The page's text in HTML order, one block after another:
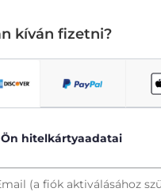
kíván fizetni?
hitelkártyaadatai
(a fiók aktiválásához